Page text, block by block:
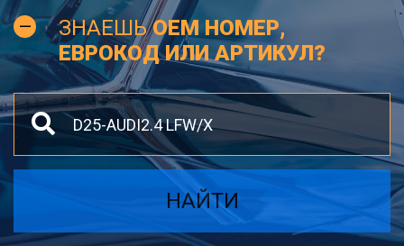
ЗНАЕШЬOEM НОМЕР,
ЕВРОКОД ИЛИ АРТИКУЛ?
НАЙТИ